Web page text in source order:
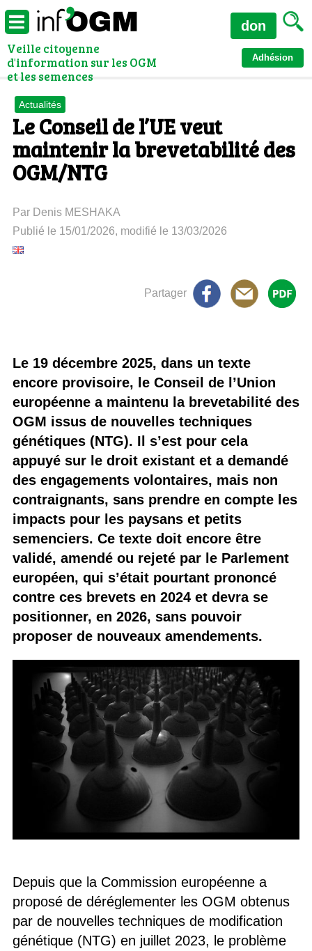
Veille citoyenne
d'information sur les OGM
et les semences
Adhésion
don
Actualités
Le Conseil de l’UE veut
maintenir la brevetabilité des
OGM/NTG
Par Denis MESHAKA
Publié le 15/01/2026, modifié le 13/03/2026
Partager
Le 19 décembre 2025, dans un texte
encore provisoire, le Conseil de l’Union
européenne a maintenu la brevetabilité des
OGM issus de nouvelles techniques
génétiques (NTG). Il s’est pour cela
appuyé sur le droit existant et a demandé
des engagements volontaires, mais non
contraignants, sans prendre en compte les
impacts pour les paysans et petits
semenciers. Ce texte doit encore être
validé, amendé ou rejeté par le Parlement
européen, qui s’était pourtant prononcé
contre ces brevets en 2024 et devra se
positionner, en 2026, sans pouvoir
proposer de nouveaux amendements.
Depuis que la Commission européenne a
proposé de déréglementer les OGM obtenus
par de nouvelles techniques de modification
génétique (NTG) en juillet 2023, le problème